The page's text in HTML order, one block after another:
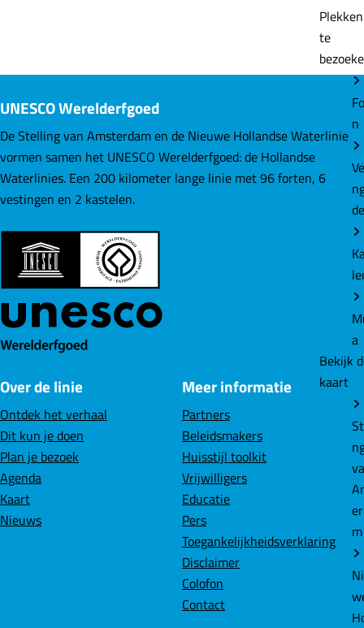
te
n
a
Bekijk
kaart
m
z
e
p
a
g
n
a
o
p
F
a
e
b
o
o
k
z
e
p
a
g
n
p
L
i
k
d
I
n
z
e
p
a
g
n
a
o
p
W
A
UNESCO Werelderfgoed
De Stelling van Amsterdam en de Nieuwe Hollandse Waterlinie
vormen samen het UNESCO Werelderfgoed: de Hollandse
Waterlinies. Een 200 kilometer lange linie met 96 forten, 6
vestingen en 2 kastelen.
Over de linie
Ontdek het verhaal
Dit kun je doen
Plan je bezoek
Agenda
Kaart
Nieuws
Meer informatie
Partners
Beleidsmakers
Huisstijl toolkit
Vrijwilligers
Educatie
Pers
Toegankelijkheidsverklaring
Disclaimer
Colofon
Contact